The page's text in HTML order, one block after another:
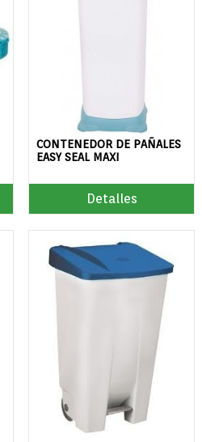
CONTENEDOR DE PAÑALES
EASY SEAL MAXI
Detalles